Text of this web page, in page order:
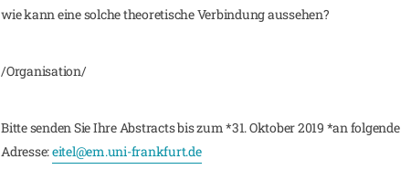
wie kann eine solche theoretische Verbindung aussehen?
/Organisation/
Bitte senden Sie Ihre Abstracts bis zum *31. Oktober 2019 *an folgende
Adresse:eitel@em.uni-frankfurt.de